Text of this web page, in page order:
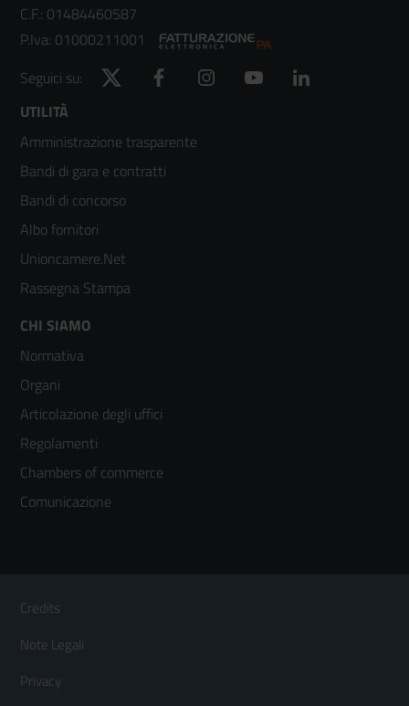
C.F.: 01484460587
P.Iva: 01000211001
Seguici su:
Twitter Facebook Instagram YouTube
Footer
menù
colonna
2
UTILITÀ
Amministrazione trasparente
Bandi di gara e contratti
Bandi di concorso
Albo fornitori
Unioncamere.Net
Rassegna Stampa
Footer
menù
colonna
3
CHI SIAMO
Normativa
Organi
Articolazione degli uffici
Regolamenti
Chambers of commerce
Comunicazione
Footer
Menù
orizzontale
Credits
Note Legali
Privacy